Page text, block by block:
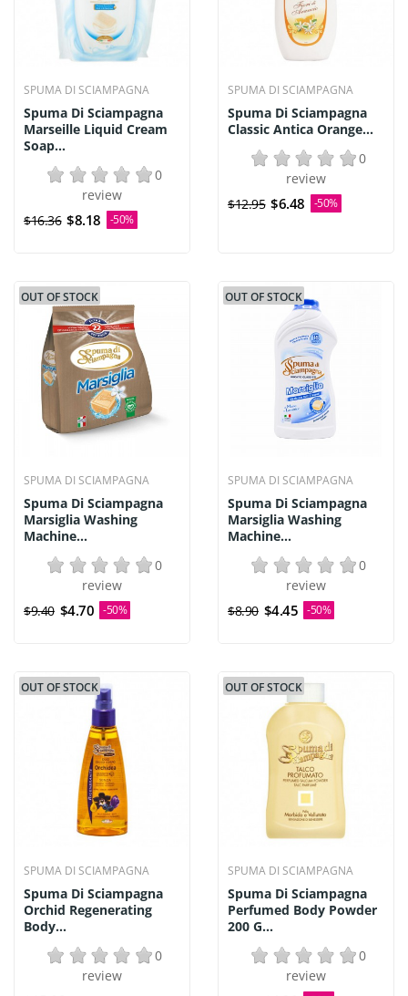
SPUMA DI SCIAMPAGNA
Spuma Di Sciampagna
Marseille Liquid Cream
Soap...
0
review
$16.36 $8.18 -50%
SPUMA DI SCIAMPAGNA
Spuma Di Sciampagna
Classic Antica Orange...
0
review
$12.95 $6.48 -50%
OUT OF STOCK
SPUMA DI SCIAMPAGNA
Spuma Di Sciampagna
Marsiglia Washing
Machine...
0
review
$9.40 $4.70 -50%
OUT OF STOCK
SPUMA DI SCIAMPAGNA
Spuma Di Sciampagna
Marsiglia Washing
Machine...
0
review
$8.90 $4.45 -50%
OUT OF STOCK
SPUMA DI SCIAMPAGNA
Spuma Di Sciampagna
Orchid Regenerating
Body...
0
review
OUT OF STOCK
SPUMA DI SCIAMPAGNA
Spuma Di Sciampagna
Perfumed Body Powder
200 G...
0
review